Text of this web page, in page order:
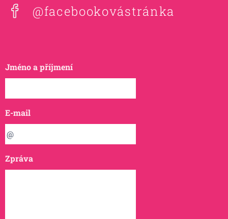
@facebookovástránka
Jméno a příjmení
E-mail
Zpráva